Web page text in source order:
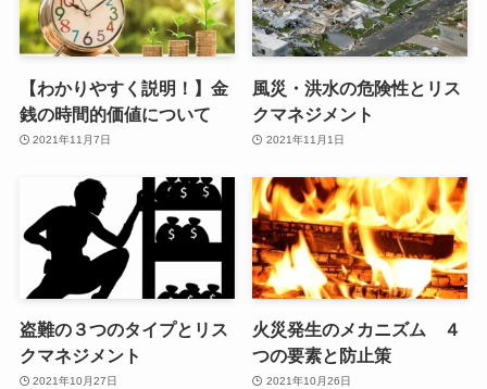
【わかりやすく説明！】金
銭の時間的価値について
2021年11月7日
風災・洪水の危険性とリス
クマネジメント
2021年11月1日
盗難の３つのタイプとリス
クマネジメント
2021年10月27日
火災発生のメカニズム ４
つの要素と防止策
2021年10月26日